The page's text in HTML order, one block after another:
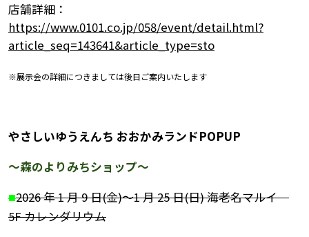
店舗詳細：
https://www.0101.co.jp/058/event/detail.html?
article_seq=143641&article_type=sto
※展示会の詳細につきましては後日ご案内いたします
やさしいゆうえんち おおかみランドPOPUP
～森のよりみちショップ～
■2026 年 1 月 9 日(金)～1 月 25 日(日) 海老名マルイ
5F カレンダリウム